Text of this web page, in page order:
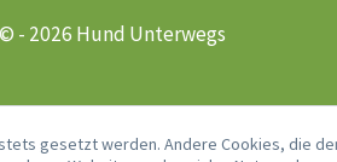
- 2026 Hund Unterwegs
gesetzt werden. Andere Cookies, die